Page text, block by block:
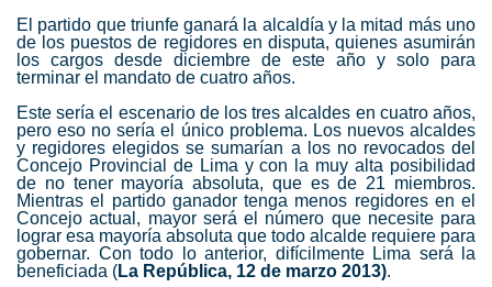
El partido que triunfe ganará la alcaldía y la mitad más uno
de los puestos de regidores en disputa, quienes asumirán
los cargos desde diciembre de este año y solo para
terminar el mandato de cuatro años.
Este sería el escenario de los tres alcaldes en cuatro años,
pero eso no sería el único problema. Los nuevos alcaldes
y regidores elegidos se sumarían a los no revocados del
Concejo Provincial de Lima y con la muy alta posibilidad
de no tener mayoría absoluta, que es de 21 miembros.
Mientras el partido ganador tenga menos regidores en el
Concejo actual, mayor será el número que necesite para
lograr esa mayoría absoluta que todo alcalde requiere para
gobernar. Con todo lo anterior, difícilmente Lima será la
beneficiada (La República, 12 de marzo 2013).